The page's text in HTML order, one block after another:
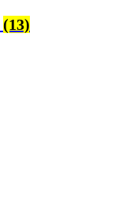
(13)